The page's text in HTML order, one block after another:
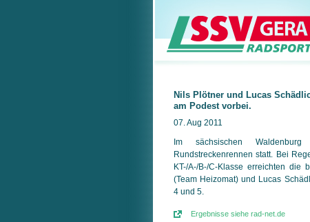
Nils Plötner und Lucas
am Podest vorbei.
07. Aug 2011
Im sächsischen
Rundstreckenrennen statt. Bei
KT-/A-/B-/C-Klasse erreichten die
(Team Heizomat) und Lucas
4 und 5.
Ergebnisse siehe rad-net.de